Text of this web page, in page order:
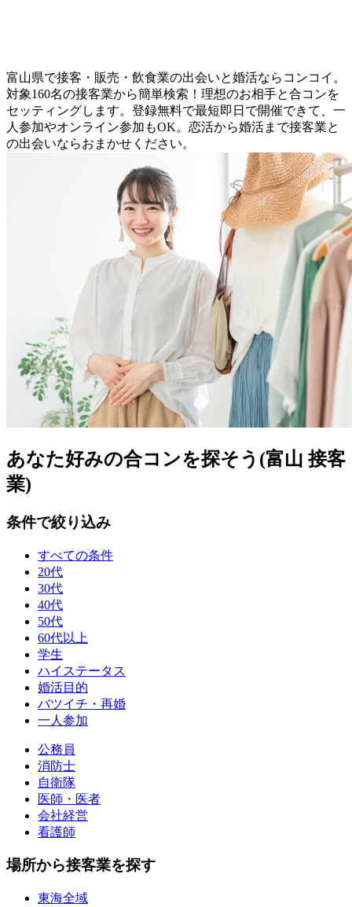
富山県で接客・販売・飲食業の出会いと婚活ならコンコイ。
対象160名の接客業から簡単検索！理想のお相手と合コンを
セッティングします。登録無料で最短即日で開催できて、一
人参加やオンライン参加もOK。恋活から婚活まで接客業と
の出会いならおまかせください。
あなた好みの合コンを探そう(富山 接客
業)
条件で絞り込み
すべての条件
20代
30代
40代
50代
60代以上
学生
ハイステータス
婚活目的
バツイチ・再婚
一人参加
公務員
消防士
自衛隊
医師・医者
会社経営
看護師
場所から接客業を探す
東海全域